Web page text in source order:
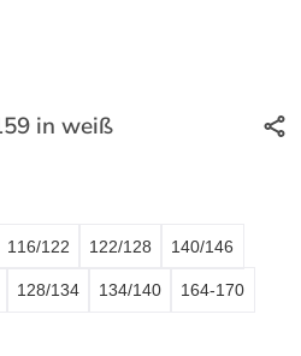
in weiß
116/122 122/128 140/146
128/134 134/140 164-170